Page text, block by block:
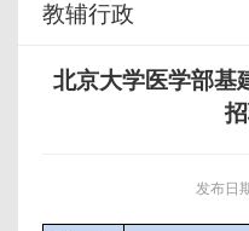
教辅行政
北京大学医学部基
发布日